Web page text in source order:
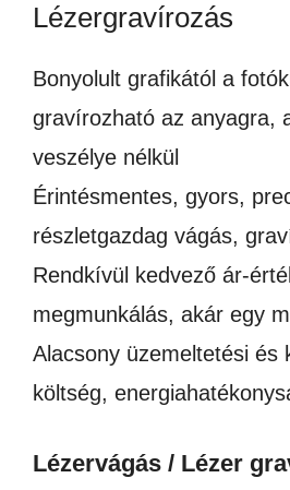
Lézergravírozás
Bonyolult grafikától a
gravírozható az anyagra,
veszélye nélkül
Érintésmentes, gyors,
részletgazdag vágás,
Rendkívül kedvező ár-
megmunkálás, akár egy
Alacsony üzemeltetési és
költség,
Lézervágás / Lézer